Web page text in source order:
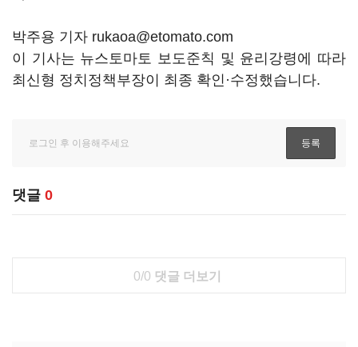
박주용 기자 rukaoa@etomato.com
이 기사는 뉴스토마토 보도준칙 및 윤리강령에 따라
최신형 정치정책부장이 최종 확인·수정했습니다.
댓글 0
0/0 댓글 더보기